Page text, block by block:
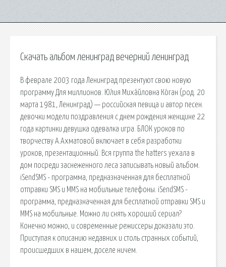
Скачать альбом ленинград вечерний ленинград
В феврале 2003 года Ленинград презентуют свою новую
программу Для миллионов. Ю́лия Миха́йловна Ко́ган (род. 20
марта 1981, Ленинград) — российская певица и автор песен.
девочки модели поздравления с днем рождения женщине 22
года картинки девушка одевалка игра. БЛОК уроков по
творчеству А.Ахматовой включает в себя разработки
уроков, презентационный. Вся группа the hatters уехала в
дом посреди заснеженного леса записывать новый альбом.
iSendSMS - программа, предназначенная для бесплатной
отправки SMS и MMS на мобильные телефоны. iSendSMS -
программа, предназначенная для бесплатной отправки SMS и
MMS на мобильные. Можно ли снять хороший сериал?
Конечно можно, и современные режиссеры доказали это.
Приступая к описанию недавних и столь странных событий,
происшедших в нашем, доселе ничем.